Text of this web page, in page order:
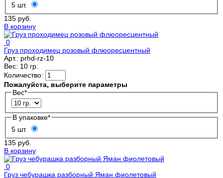
5 шт.
135 руб.
В корзину
0
Груз проходимец розовый флюоресцентный
Арт.: prhd-rz-10
Вес: 10 гр.
Количество:
Пожалуйста, выберите параметры
Вес*
В упаковке*
5 шт.
135 руб.
В корзину
0
Груз чебурашка разборный Яман фиолетовый